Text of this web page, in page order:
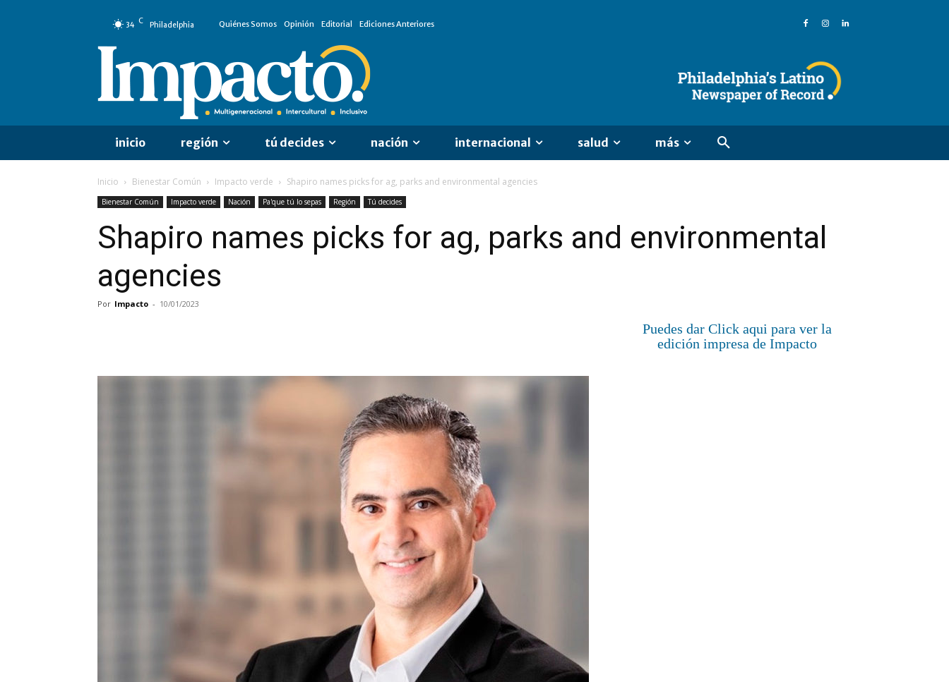
34 C Philadelphia Quiénes Somos Opinión Editorial Ediciones Anteriores
inicio región tú decides nación internacional salud más
Inicio Bienestar Común Impacto verde Shapiro names picks for ag, parks and environmental agencies
Bienestar Común Impacto verde Nación Pa'que tú lo sepas Región Tú decides
Shapiro names picks for ag, parks and environmental
agencies
Por Impacto - 10/01/2023
Puedes dar Click aqui para ver la
edición impresa de Impacto